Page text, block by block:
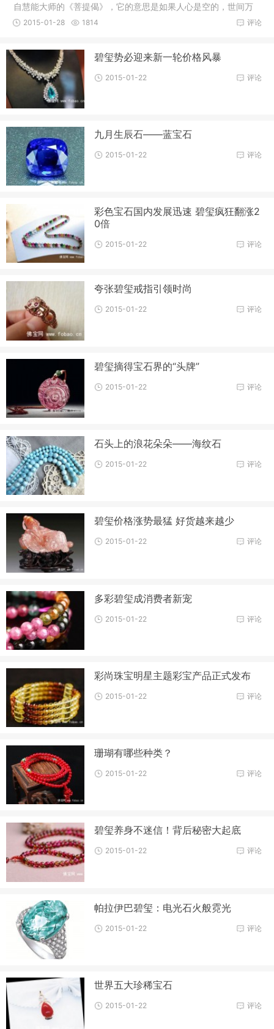
自慧能大师的《菩提偈》，它的意思是如果人心是空的，世间万
物也就都
评论
2015-01-28 1814
碧玺势必迎来新一轮价格风暴
评论
2015-01-22
九月生辰石——蓝宝石
评论
2015-01-22
彩色宝石国内发展迅速 碧玺疯狂翻涨2
0倍
评论
2015-01-22
夸张碧玺戒指引领时尚
评论
2015-01-22
碧玺摘得宝石界的“头牌”
评论
2015-01-22
石头上的浪花朵朵——海纹石
评论
2015-01-22
碧玺价格涨势最猛 好货越来越少
评论
2015-01-22
多彩碧玺成消费者新宠
评论
2015-01-22
彩尚珠宝明星主题彩宝产品正式发布
评论
2015-01-22
珊瑚有哪些种类？
评论
2015-01-22
碧玺养身不迷信！背后秘密大起底
评论
2015-01-22
帕拉伊巴碧玺：电光石火般霓光
评论
2015-01-22
世界五大珍稀宝石
评论
2015-01-22